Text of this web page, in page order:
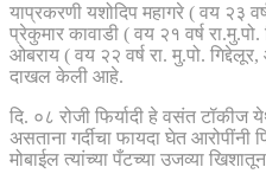
याप्रकरणी यशोदिप महागरे ( वय २३
प्रेकुमार कावाडी ( वय २१ वर्ष
ओबराय ( वय २२ वर्ष रा. मु.पो.
दाखल केली आहे.
दि. ०८ रोजी फिर्यादी हे वसंत
असताना गर्दीचा फायदा घेत आरोपींनी
मोबाईल त्यांच्या पँटच्या उजव्या